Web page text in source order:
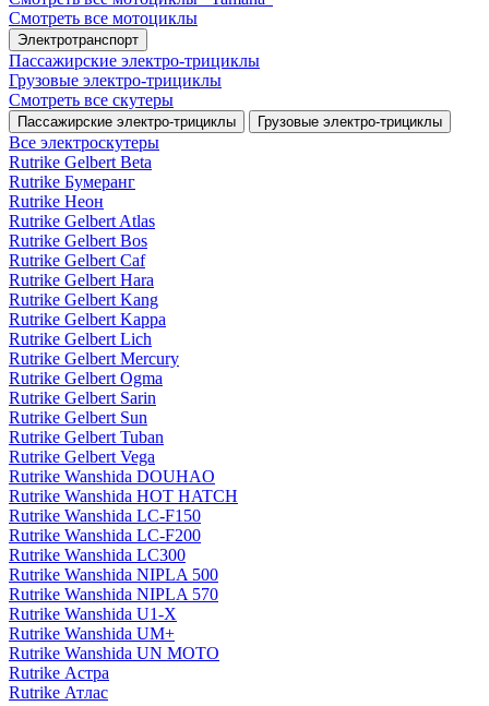
Смотреть все мотоциклы
Электротранспорт
Пассажирские электро‑трициклы
Грузовые электро‑трициклы
Смотреть все скутеры
Пассажирские электро‑трициклы Грузовые электро‑трициклы
Все электро­скутеры
Rutrike Gelbert Beta
Rutrike Бумеранг
Rutrike Неон
Rutrike Gelbert Atlas
Rutrike Gelbert Bos
Rutrike Gelbert Caf
Rutrike Gelbert Hara
Rutrike Gelbert Kang
Rutrike Gelbert Kappa
Rutrike Gelbert Lich
Rutrike Gelbert Mercury
Rutrike Gelbert Ogma
Rutrike Gelbert Sarin
Rutrike Gelbert Sun
Rutrike Gelbert Tuban
Rutrike Gelbert Vega
Rutrike Wanshida DOUHAO
Rutrike Wanshida HOT HATCH
Rutrike Wanshida LC-F150
Rutrike Wanshida LC-F200
Rutrike Wanshida LC300
Rutrike Wanshida NIPLA 500
Rutrike Wanshida NIPLA 570
Rutrike Wanshida U1-X
Rutrike Wanshida UM+
Rutrike Wanshida UN MOTO
Rutrike Астра
Rutrike Атлас